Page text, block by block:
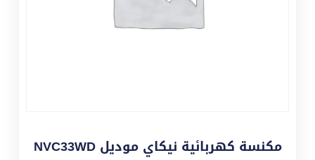
مكنسة كهربائية نيكاي موديل NVC33WD